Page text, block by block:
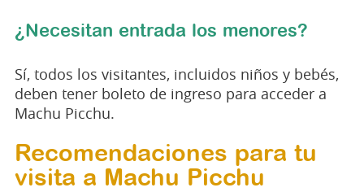
¿Necesitan entrada los menores?
Sí, todos los visitantes, incluidos niños y bebés,
deben tener boleto de ingreso para acceder a
Machu Picchu.
Recomendaciones para tu
visita a Machu Picchu